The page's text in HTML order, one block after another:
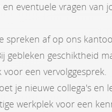
eventuele vragen van
spreken af op ons
gebleken geschiktheid
een vervolggesprek.
je nieuwe collega's en
werkplek voor een